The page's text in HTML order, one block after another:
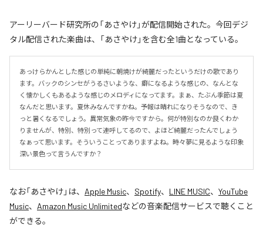
アーリーバード研究所の「あさやけ」が配信開始された。今回デジ
タル配信された楽曲は、「あさやけ」を含む全1曲となっている。
あっけらかんとした感じの単純に朝焼けが綺麗だったというだけの歌であり
ます。バックのシンセがうるさいような、癖になるような感じの、なんとな
く懐かしくもあるような感じのメロディになってます。まぁ、たぶん季節は夏
なんだと思います。夏休みなんですかね。予報は晴れになりそうなので、き
っと暑くなるでしょう。異常気象の昨今ですから。何が特別なのか良くわか
りませんが、特別、特別って連呼してるので、よほど綺麗だったんでしょう
なぁって思います。そういうことってありますよね。時々夢に見るような印象
深い景色って言うんですか？
なお「あさやけ」は、 Apple Music、 Spotify、 LINE MUSIC、 YouTube
Music、 Amazon Music Unlimitedなどの音楽配信サービスで聴くこと
ができる。